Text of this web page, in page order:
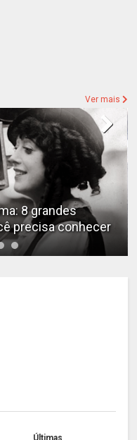
Ver mais
8 grandes
precisa conhecer
Últimas